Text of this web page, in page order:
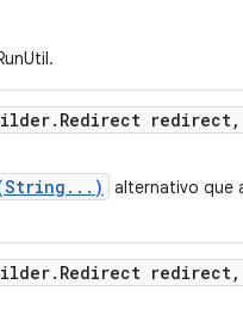
. Redirect redirect,
alternativo que
. Redirect redirect,